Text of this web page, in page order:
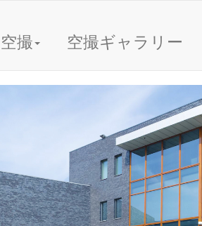
空撮 空撮ギャラリー